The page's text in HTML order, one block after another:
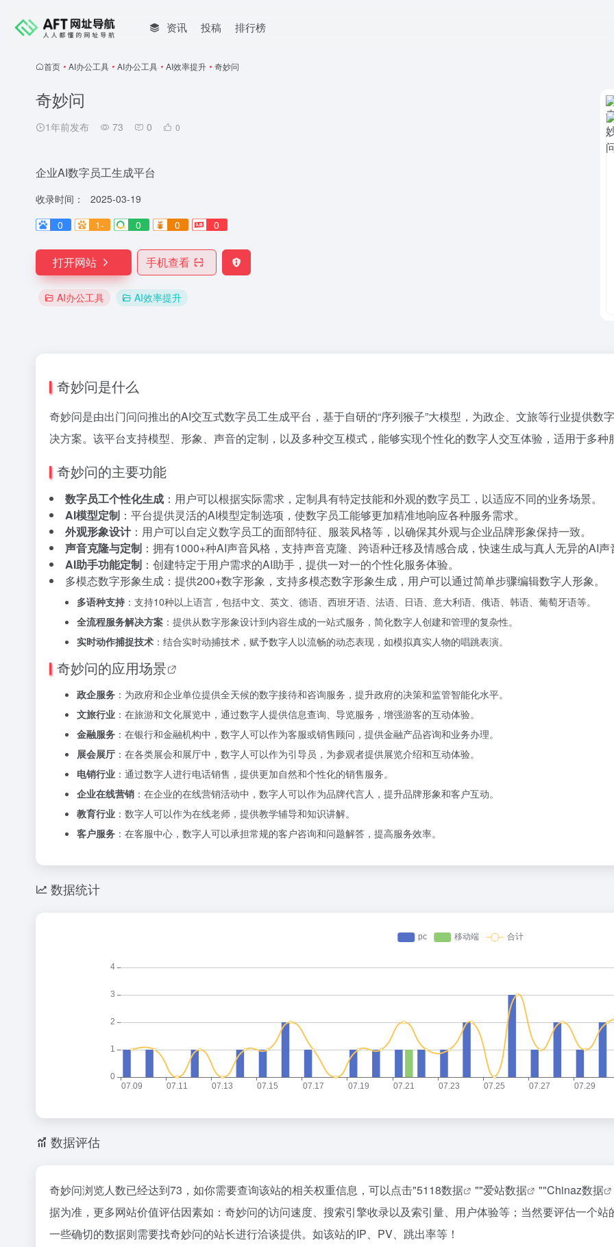
资讯 投稿 排行榜
首页 • AI办公工具 • AI办公工具 • AI效率提升 • 奇妙问
奇妙问
1年前发布 73 0 0
企业AI数字员工生成平台
收录时间：
2025-03-19
0
1- 0 0 0
打开网站 手机查看
AI办公工具 AI效率提升
奇妙问是什么
奇妙问是由出门问问推出的AI交互式数字员工生成平台，基于自研的“序列猴子”大模型，为政企、文旅等行业提供
决方案。该平台支持模型、形象、声音的定制，以及多种交互模式，能够实现个性化的数字人交互体验，适用于多
奇妙问的主要功能
数字员工个性化生成 ：用户可以根据实际需求，定制具有特定技能和外观的数字员工，以适应不同的业务场景。
AI模型定制 ：平台提供灵活的AI模型定制选项，使数字员工能够更加精准地响应各种服务需求。
外观形象设计：用户可以自定义数字员工的面部特征、服装风格等，以确保其外观与企业品牌形象保持一致。
声音克隆与定制 ：拥有1000+种AI声音风格，支持声音克隆、跨语种迁移及情感合成，快速生成与真人无异的AI
AI助手功能定制 ：创建特定于用户需求的AI助手，提供一对一的个性化服务体验。
多模态数字形象生成 ：提供200+数字形象，支持多模态数字形象生成，用户可以通过简单步骤编辑数字人形象。
多语种支持 ：支持10种以上语言，包括中文、英文、德语、西班牙语、法语、日语、意大利语、俄语、韩语、葡萄牙语等。
全流程服务解决方案 ：提供从数字形象设计到内容生成的一站式服务，简化数字人创建和管理的复杂性。
实时动作捕捉技术 ：结合实时动捕技术，赋予数字人以流畅的动态表现，如模拟真实人物的唱跳表演。
奇妙问的应用场景
政企服务 ：为政府和企业单位提供全天候的数字接待和咨询服务，提升政府的决策和监管智能化水平。
文旅行业 ：在旅游和文化展览中，通过数字人提供信息查询、导览服务，增强游客的互动体验。
金融服务 ：在银行和金融机构中，数字人可以作为客服或销售顾问，提供金融产品咨询和业务办理。
展会展厅 ：在各类展会和展厅中，数字人可以作为引导员，为参观者提供展览介绍和互动体验。
电销行业 ：通过数字人进行电话销售，提供更加自然和个性化的销售服务。
企业在线营销 ：在企业的在线营销活动中，数字人可以作为品牌代言人，提升品牌形象和客户互动。
教育行业 ：数字人可以作为在线老师，提供教学辅导和知识讲解。
客户服务 ：在客服中心，数字人可以承担常规的客户咨询和问题解答，提高服务效率。
数据统计
数据评估
奇妙问浏览人数已经达到73，如你需要查询该站的相关权重信息，可以点击"5118数据 ""爱站数据 ""Chinaz数据
据为准，更多网站价值评估因素如：奇妙问的访问速度、搜索引擎收录以及索引量、用户体验等；当然要评估一个
一些确切的数据则需要找奇妙问的站长进行洽谈提供。如该站的IP、PV、跳出率等！